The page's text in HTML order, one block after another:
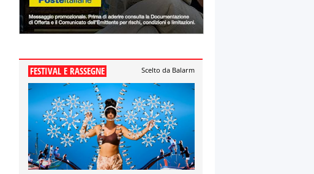
FESTIVAL E RASSEGNE Scelto da Balarm